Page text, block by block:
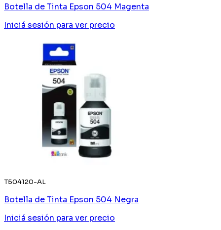
Botella de Tinta Epson 504 Magenta
Iniciá sesión para ver precio
T504120-AL
Botella de Tinta Epson 504 Negra
Iniciá sesión para ver precio